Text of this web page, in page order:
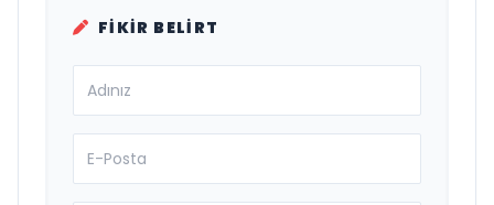
FIKIR BELIRT